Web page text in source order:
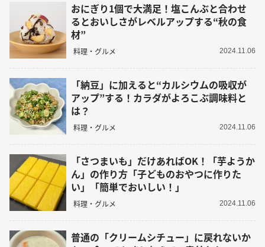
おにぎり1個で大満足！塩こんぶと合わせ
るとおいしさがレベルアップする“秋の食
材”
料理・グルメ 2024.11.06
「納豆」に加えると“カルシウムの吸収が
アップ”する！カラダがよろこぶ調味料と
は？
料理・グルメ 2024.11.06
「さつまいも」だけあればOK！「芋ようか
ん」の作り方「子どものおやつに作りた
い」「簡単でおいしい！」
料理・グルメ 2024.11.06
普通の「クリームシチュー」に戻れないか